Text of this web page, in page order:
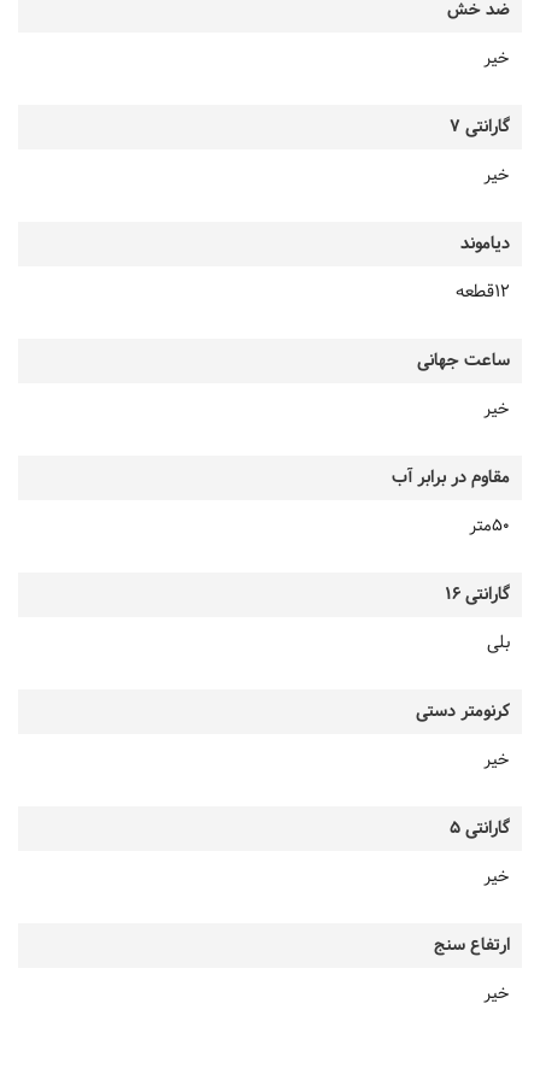
ضد خش
خیر
گارانتی 7
خیر
دیاموند
12قطعه
ساعت جهانی
خیر
مقاوم در برابر آب
50متر
گارانتی 16
بلی
کرنومتر دستی
خیر
گارانتی 5
خیر
ارتفاع سنج
خیر